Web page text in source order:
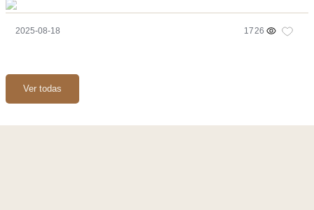
2025-08-18 1726
Ver todas